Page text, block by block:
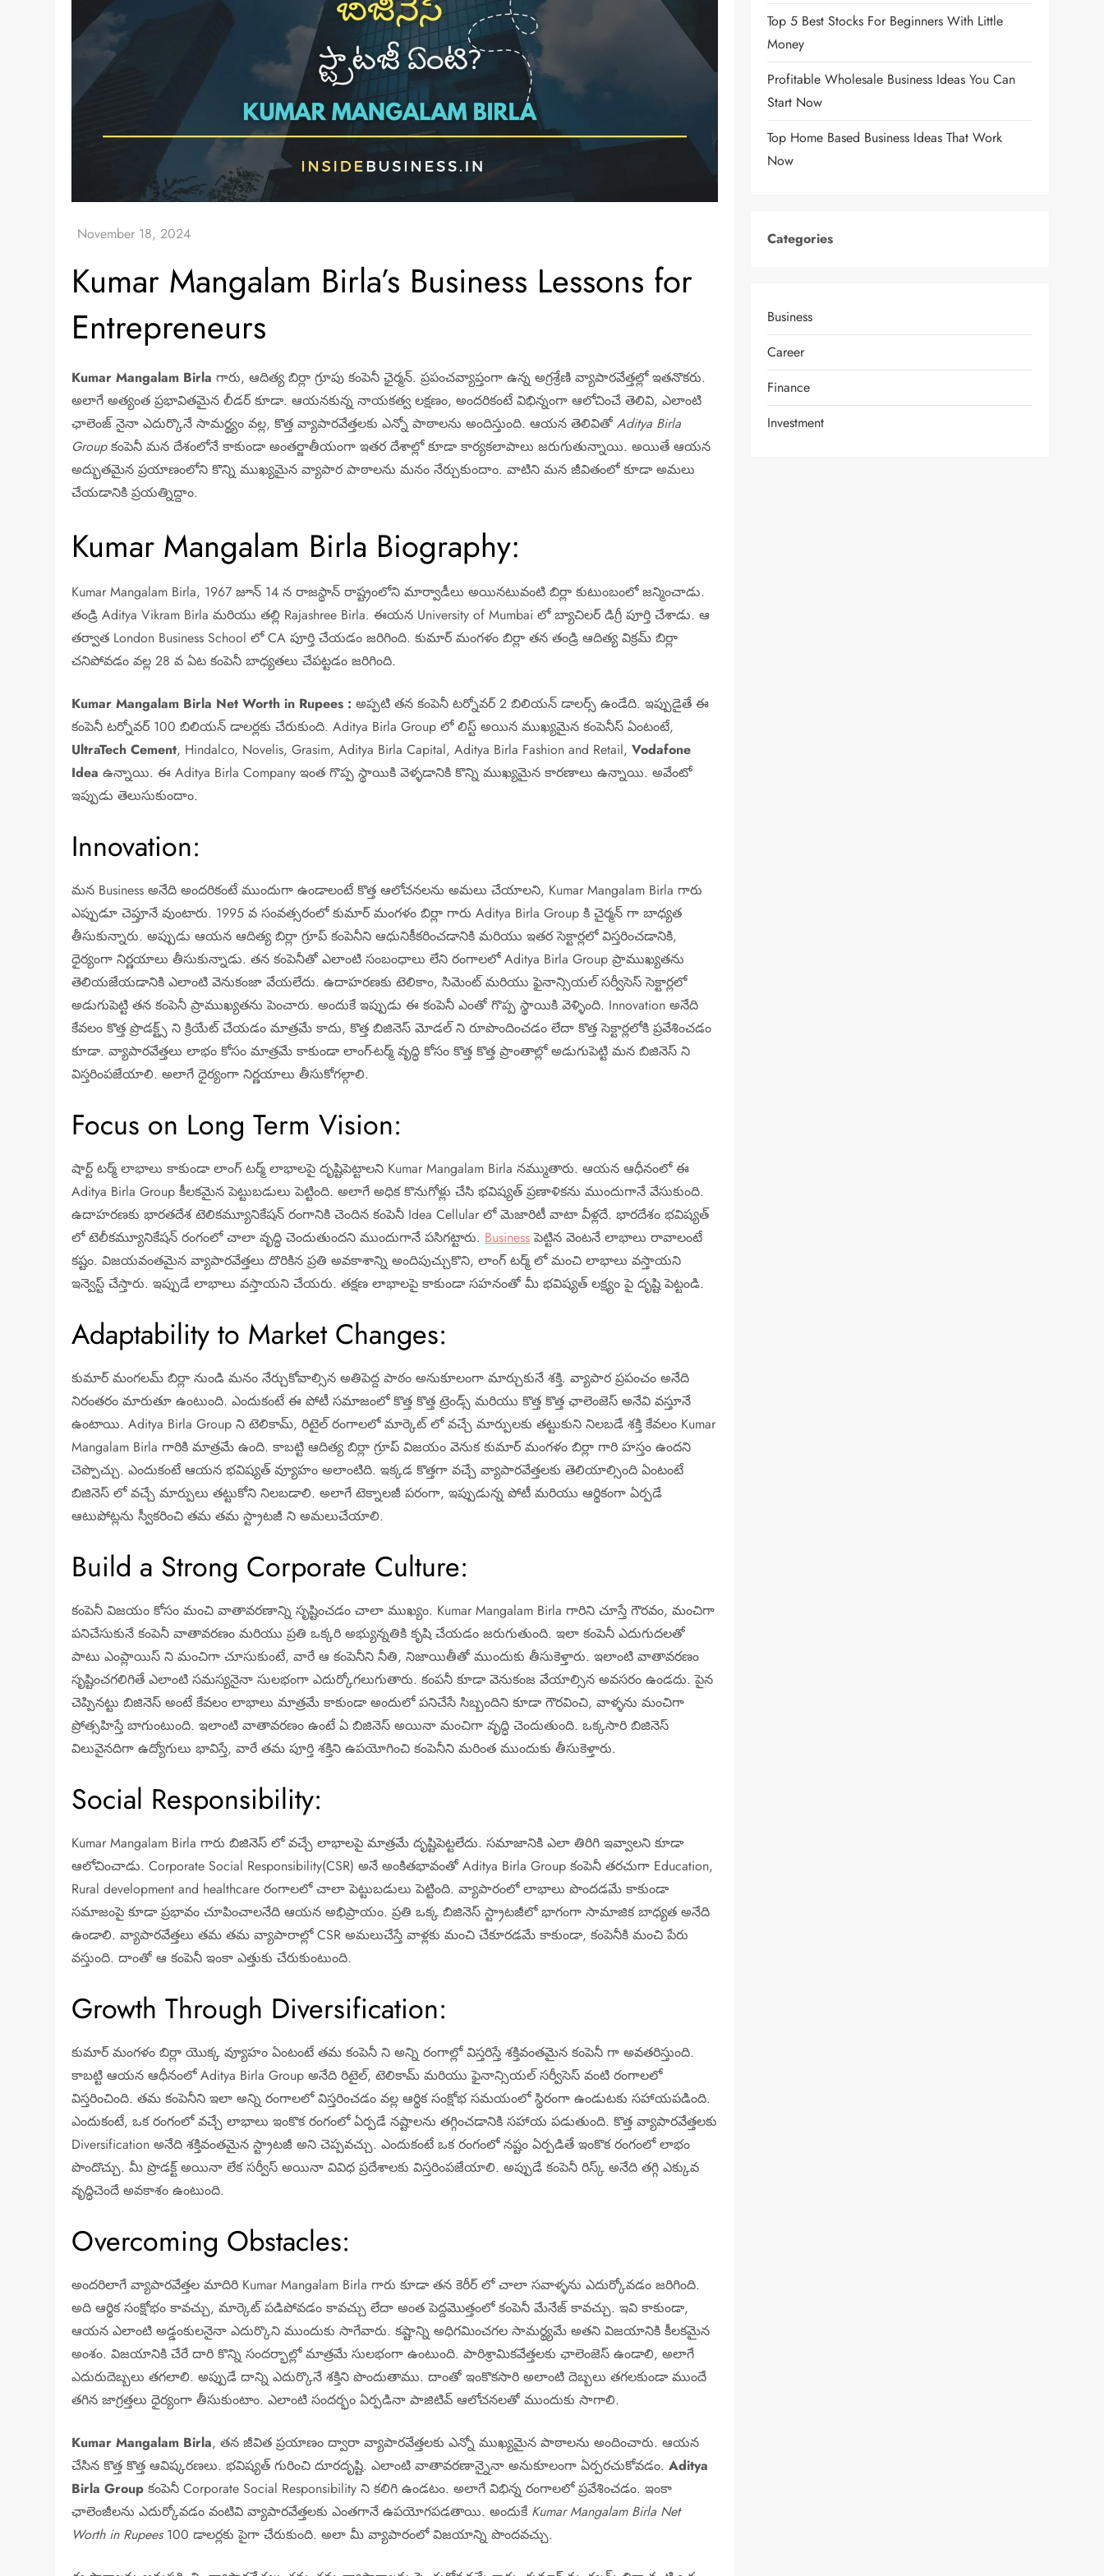
Kumar Mangalam Birla’s Business Lessons for
Entrepreneurs
Kumar Mangalam Birla గారు, ఆదిత్య బిర్లా గ్రూపు కంపెనీ ఛైర్మన్. ప్రపంచవ్యాప్తంగా ఉన్న అగ్రశ్రేణి వ్యాపారవేత్తల్లో ఇతనొకరు.
అలాగే అత్యంత ప్రభావితమైన లీడర్ కూడా. ఆయనకున్న నాయకత్వ లక్షణం, అందరికంటే విభిన్నంగా ఆలోచించే తెలివి, ఎలాంటి
ఛాలెంజ్ నైనా ఎదుర్కొనే సామర్థ్యం వల్ల, కొత్త వ్యాపారవేత్తలకు ఎన్నో పాఠాలను అందిస్తుంది. ఆయన తెలివితోAditya Birla
Groupకంపెనీ మన దేశంలోనే కాకుండా అంతర్జాతీయంగా ఇతర దేశాల్లో కూడా కార్యకలాపాలు జరుగుతున్నాయి. అయితే ఆయన
అద్భుతమైన ప్రయాణంలోని కొన్ని ముఖ్యమైన వ్యాపార పాఠాలను మనం నేర్చుకుందాం. వాటిని మన జీవితంలో కూడా అమలు
చేయడానికి ప్రయత్నిద్దాం.
Kumar Mangalam Birla Biography:
Kumar Mangalam Birla, 1967 జూన్ 14 న రాజస్థాన్ రాష్ట్రంలోని మార్వాడీలు అయినటువంటి బిర్లా కుటుంబంలో జన్మించాడు.
తండ్రి Aditya Vikram Birla మరియు తల్లి Rajashree Birla. ఈయన University of Mumbai లో బ్యాచిలర్ డిగ్రీ పూర్తి చేశాడు. ఆ
తర్వాత London Business School లో CA పూర్తి చేయడం జరిగింది. కుమార్ మంగళం బిర్లా తన తండ్రి ఆదిత్య విక్రమ్ బిర్లా
చనిపోవడం వల్ల 28 వ ఏట కంపెనీ బాధ్యతలు చేపట్టడం జరిగింది.
Kumar Mangalam Birla Net Worth in Rupees : అప్పటి తన కంపెనీ టర్నోవర్ 2 బిలియన్ డాలర్స్ ఉండేది. ఇప్పుడైతే ఈ
కంపెనీ టర్నోవర్ 100 బిలియన్ డాలర్లకు చేరుకుంది. Aditya Birla Group లో లిస్ట్ అయిన ముఖ్యమైన కంపెనీస్ ఏంటంటే,
UltraTech Cement, Hindalco, Novelis, Grasim, Aditya Birla Capital, Aditya Birla Fashion and Retail,Vodafone
Idea ఉన్నాయి. ఈ Aditya Birla Company ఇంత గొప్ప స్థాయికి వెళ్ళడానికి కొన్ని ముఖ్యమైన కారణాలు ఉన్నాయి. అవేంటో
ఇప్పుడు తెలుసుకుందాం.
Innovation:
మన Business అనేది అందరికంటే ముందుగా ఉండాలంటే కొత్త ఆలోచనలను అమలు చేయాలని, Kumar Mangalam Birla గారు
ఎప్పుడూ చెప్తూనే వుంటారు. 1995 వ సంవత్సరంలో కుమార్ మంగళం బిర్లా గారు Aditya Birla Group కి చైర్మన్ గా బాధ్యత
తీసుకున్నారు. అప్పుడు ఆయన ఆదిత్య బిర్లా గ్రూప్ కంపెనీని ఆధునికీకరించడానికి మరియు ఇతర సెక్టార్లలో విస్తరించడానికి,
ధైర్యంగా నిర్ణయాలు తీసుకున్నాడు. తన కంపెనీతో ఎలాంటి సంబంధాలు లేని రంగాలలో Aditya Birla Group ప్రాముఖ్యతను
తెలియజేయడానికి ఎలాంటి వెనుకంజా వేయలేదు. ఉదాహరణకు టెలికాం, సిమెంట్ మరియు ఫైనాన్సియల్ సర్వీసెస్ సెక్టార్లలో
అడుగుపెట్టి తన కంపెనీ ప్రాముఖ్యతను పెంచారు. అందుకే ఇప్పుడు ఈ కంపెనీ ఎంతో గొప్ప స్థాయికి వెళ్ళింది. Innovation అనేది
కేవలం కొత్త ప్రొడక్ట్స్ ని క్రియేట్ చేయడం మాత్రమే కాదు, కొత్త బిజినెస్ మోడల్ ని రూపొందించడం లేదా కొత్త సెక్టార్లలోకి ప్రవేశించడం
కూడా. వ్యాపారవేత్తలు లాభం కోసం మాత్రమే కాకుండా లాంగ్-టర్మ్ వృద్ధి కోసం కొత్త కొత్త ప్రాంతాల్లో అడుగుపెట్టి మన బిజినెస్ ని
విస్తరింపజేయాలి. అలాగే ధైర్యంగా నిర్ణయాలు తీసుకోగల్గాలి.
Focus on Long Term Vision:
షార్ట్ టర్మ్ లాభాలు కాకుండా లాంగ్ టర్మ్ లాభాలపై దృష్టిపెట్టాలని Kumar Mangalam Birla నమ్ముతారు. ఆయన ఆధీనంలో ఈ
Aditya Birla Group కీలకమైన పెట్టుబడులు పెట్టింది. అలాగే అధిక కొనుగోళ్లు చేసి భవిష్యత్ ప్రణాళికను ముందుగానే వేసుకుంది.
ఉదాహరణకు భారతదేశ టెలికమ్యూనికేషన్ రంగానికి చెందిన కంపెనీ Idea Cellular లో మెజారిటీ వాటా వీళ్లదే. భారదేశం భవిష్యత్
లో టెలీకమ్యూనికేషన్ రంగంలో చాలా వృద్ధి చెందుతుందని ముందుగానే పసిగట్టారు. Businessపెట్టిన వెంటనే లాభాలు రావాలంటే
కష్టం. విజయవంతమైన వ్యాపారవేత్తలు దొరికిన ప్రతి అవకాశాన్ని అందిపుచ్చుకొని, లాంగ్ టర్మ్ లో మంచి లాభాలు వస్తాయని
ఇన్వెస్ట్ చేస్తారు. ఇప్పుడే లాభాలు వస్తాయని చేయరు. తక్షణ లాభాలపై కాకుండా సహనంతో మీ భవిష్యత్ లక్ష్యం పై దృష్టి పెట్టండి.
Adaptability to Market Changes:
కుమార్ మంగలమ్ బిర్లా నుండి మనం నేర్చుకోవాల్సిన అతిపెద్ద పాఠం అనుకూలంగా మార్చుకునే శక్తి. వ్యాపార ప్రపంచం అనేది
నిరంతరం మారుతూ ఉంటుంది. ఎందుకంటే ఈ పోటీ సమాజంలో కొత్త కొత్త ట్రెండ్స్ మరియు కొత్త కొత్త ఛాలెంజెస్ అనేవి వస్తూనే
ఉంటాయి. Aditya Birla Group ని టెలికామ్, రిటైల్ రంగాలలో మార్కెట్ లో వచ్చే మార్పులకు తట్టుకుని నిలబడే శక్తి కేవలం Kumar
Mangalam Birla గారికి మాత్రమే ఉంది. కాబట్టి ఆదిత్య బిర్లా గ్రూప్ విజయం వెనుక కుమార్ మంగళం బిర్లా గారి హస్తం ఉందని
చెప్పొచ్చు. ఎందుకంటే ఆయన భవిష్యత్ వ్యూహం అలాంటిది. ఇక్కడ కొత్తగా వచ్చే వ్యాపారవేత్తలకు తెలియాల్సింది ఏంటంటే
బిజినెస్ లో వచ్చే మార్పులు తట్టుకోని నిలబడాలి. అలాగే టెక్నాలజీ పరంగా, ఇప్పుడున్న పోటీ మరియు ఆర్థికంగా ఏర్పడే
ఆటుపోట్లను స్వీకరించి తమ తమ స్ట్రాటజీ ని అమలుచేయాలి.
Build a Strong Corporate Culture:
కంపెనీ విజయం కోసం మంచి వాతావరణాన్ని సృష్టించడం చాలా ముఖ్యం. Kumar Mangalam Birla గారిని చూస్తే గౌరవం, మంచిగా
పనిచేసుకునే కంపెనీ వాతావరణం మరియు ప్రతి ఒక్కరి అభ్యున్నతికి కృషి చేయడం జరుగుతుంది. ఇలా కంపెనీ ఎదుగుదలతో
పాటు ఎంప్లాయిస్ ని మంచిగా చూసుకుంటే, వారే ఆ కంపెనీని నీతి, నిజాయితీతో ముందుకు తీసుకెళ్తారు. ఇలాంటి వాతావరణం
సృష్టించగలిగితే ఎలాంటి సమస్యనైనా సులభంగా ఎదుర్కోగలుగుతారు. కంపనీ కూడా వెనుకంజ వేయాల్సిన అవసరం ఉండదు. పైన
చెప్పినట్టు బిజినెస్ అంటే కేవలం లాభాలు మాత్రమే కాకుండా అందులో పనిచేసే సిబ్బందిని కూడా గౌరవించి, వాళ్ళను మంచిగా
ప్రోత్సహిస్తే బాగుంటుంది. ఇలాంటి వాతావరణం ఉంటే ఏ బిజినెస్ అయినా మంచిగా వృద్ధి చెందుతుంది. ఒక్కసారి బిజినెస్
విలువైనదిగా ఉద్యోగులు భావిస్తే, వారే తమ పూర్తి శక్తిని ఉపయోగించి కంపెనీని మరింత ముందుకు తీసుకెళ్తారు.
Social Responsibility:
Kumar Mangalam Birla గారు బిజినెస్ లో వచ్చే లాభాలపై మాత్రమే దృష్టిపెట్టలేదు. సమాజానికి ఎలా తిరిగి ఇవ్వాలని కూడా
ఆలోచించాడు. Corporate Social Responsibility(CSR) అనే అంకితభావంతో Aditya Birla Group కంపెనీ తరచుగా Education,
Rural development and healthcare రంగాలలో చాలా పెట్టుబడులు పెట్టింది. వ్యాపారంలో లాభాలు పొందడమే కాకుండా
సమాజంపై కూడా ప్రభావం చూపించాలనేది ఆయన అభిప్రాయం. ప్రతి ఒక్క బిజినెస్ స్ట్రాటజీలో భాగంగా సామాజిక బాధ్యత అనేది
ఉండాలి. వ్యాపారవేత్తలు తమ తమ వ్యాపారాల్లో CSR అమలుచేస్తే వాళ్లకు మంచి చేకూరడమే కాకుండా, కంపెనీకి మంచి పేరు
వస్తుంది. దాంతో ఆ కంపెనీ ఇంకా ఎత్తుకు చేరుకుంటుంది.
Growth Through Diversification:
కుమార్ మంగళం బిర్లా యొక్క వ్యూహం ఏంటంటే తమ కంపెనీ ని అన్ని రంగాల్లో విస్తరిస్తే శక్తివంతమైన కంపెనీ గా అవతరిస్తుంది.
కాబట్టి ఆయన ఆధీనంలో Aditya Birla Group అనేది రిటైల్, టెలికామ్ మరియు ఫైనాన్సియల్ సర్వీసెస్ వంటి రంగాలలో
విస్తరించింది. తమ కంపెనీని ఇలా అన్ని రంగాలలో విస్తరించడం వల్ల ఆర్థిక సంక్షోభ సమయంలో స్థిరంగా ఉండుటకు సహాయపడింది.
ఎందుకంటే, ఒక రంగంలో వచ్చే లాభాలు ఇంకొక రంగంలో ఏర్పడే నష్టాలను తగ్గించడానికి సహాయ పడుతుంది. కొత్త వ్యాపారవేత్తలకు
Diversification అనేది శక్తివంతమైన స్ట్రాటజీ అని చెప్పవచ్చు. ఎందుకంటే ఒక రంగంలో నష్టం ఏర్పడితే ఇంకొక రంగంలో లాభం
పొందొచ్చు. మీ ప్రొడక్ట్ అయినా లేక సర్వీస్ అయినా వివిధ ప్రదేశాలకు విస్తరింపజేయాలి. అప్పుడే కంపెనీ రిస్క్ అనేది తగ్గి ఎక్కువ
వృద్ధిచెందే అవకాశం ఉంటుంది.
Overcoming Obstacles:
అందరిలాగే వ్యాపారవేత్తల మాదిరి Kumar Mangalam Birla గారు కూడా తన కెరీర్ లో చాలా సవాళ్ళను ఎదుర్కోవడం జరిగింది.
అది ఆర్థిక సంక్షోభం కావచ్చు, మార్కెట్ పడిపోవడం కావచ్చు లేదా అంత పెద్దమొత్తంలో కంపెనీ మేనేజ్ కావచ్చు. ఇవి కాకుండా,
ఆయన ఎలాంటి అడ్డంకులనైనా ఎదుర్కొని ముందుకు సాగేవారు. కష్టాన్ని అధిగమించగల సామర్థ్యమే అతని విజయానికి కీలకమైన
అంశం. విజయానికి చేరే దారి కొన్ని సందర్భాల్లో మాత్రమే సులభంగా ఉంటుంది. పారిశ్రామికవేత్తలకు ఛాలెంజెస్ ఉండాలి, అలాగే
ఎదురుదెబ్బలు తగలాలి. అప్పుడే దాన్ని ఎదుర్కొనే శక్తిని పొందుతాము. దాంతో ఇంకొకసారి అలాంటి దెబ్బలు తగలకుండా ముందే
తగిన జాగ్రత్తలు ధైర్యంగా తీసుకుంటాం. ఎలాంటి సందర్భం ఏర్పడినా పాజిటివ్ ఆలోచనలతో ముందుకు సాగాలి.
Kumar Mangalam Birla, తన జీవిత ప్రయాణం ద్వారా వ్యాపారవేత్తలకు ఎన్నో ముఖ్యమైన పాఠాలను అందించారు. ఆయన
చేసిన కొత్త కొత్త ఆవిష్కరణలు. భవిష్యత్ గురించి దూరదృష్టి. ఎలాంటి వాతావరణాన్నైనా అనుకూలంగా ఏర్పరచుకోవడం.Aditya
Birla Group కంపెనీ Corporate Social Responsibility ని కలిగి ఉండటం. అలాగే విభిన్న రంగాలలో ప్రవేశించడం. ఇంకా
ఛాలెంజీలను ఎదుర్కోవడం వంటివి వ్యాపారవేత్తలకు ఎంతగానే ఉపయోగపడతాయి. అందుకే Kumar Mangalam Birla Net
Worth in Rupees100 డాలర్లకు పైగా చేరుకుంది. అలా మీ వ్యాపారంలో విజయాన్ని పొందవచ్చు.
Top 5 Best Stocks For Beginners With Little
Money
Profitable Wholesale Business Ideas You Can
Start Now
Top Home Based Business Ideas That Work
Now
Categories
Business
Career
Finance
Investment